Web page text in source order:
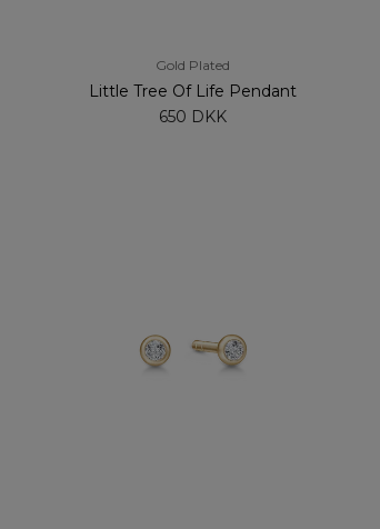
Gold Plated
Little Tree Of Life Pendant
650 DKK